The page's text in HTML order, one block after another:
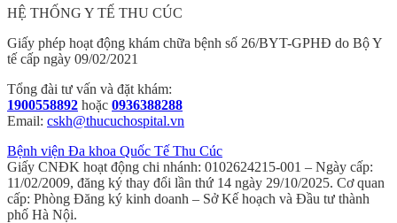
HỆ THỐNG Y TẾ THU CÚC
Giấy phép hoạt động khám chữa bệnh số 26/BYT-GPHĐ do Bộ Y
tế cấp ngày 09/02/2021
Tổng đài tư vấn và đặt khám:
1900558892 hoặc 0936388288
Email: cskh@thucuchospital.vn
Bệnh viện Đa khoa Quốc Tế Thu Cúc
Giấy CNĐK hoạt động chi nhánh: 0102624215-001 – Ngày cấp:
11/02/2009, đăng ký thay đổi lần thứ 14 ngày 29/10/2025. Cơ quan
cấp: Phòng Đăng ký kinh doanh – Sở Kế hoạch và Đầu tư thành
phố Hà Nội.